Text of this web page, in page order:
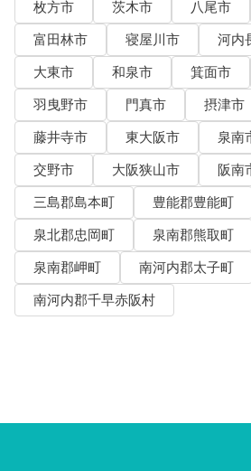
枚方市
茨木市 八尾市
富田林市
寝屋川市 河内
大東市
和泉市 箕面市
羽曳野市
門真市 摂津市
藤井寺市
東大阪市 泉南
交野市
大阪狭山市
阪南
三島郡島本町
豊能郡豊能町
泉北郡忠岡町
泉南郡熊取町
泉南郡岬町
南河内郡太子町
南河内郡千早赤阪村